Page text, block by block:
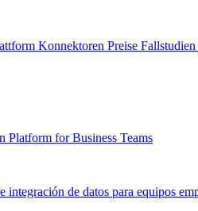
Konnektoren Preise Fallstudien
Platform for Business Teams
integración de datos para equipos